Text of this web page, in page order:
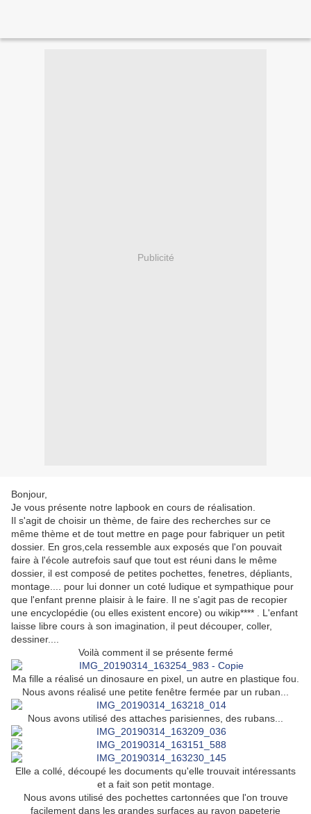
Publicité
Bonjour,
Je vous présente notre lapbook en cours de réalisation.
Il s'agit de choisir un thème, de faire des recherches sur ce
même thème et de tout mettre en page pour fabriquer un petit
dossier. En gros,cela ressemble aux exposés que l'on pouvait
faire à l'école autrefois sauf que tout est réuni dans le même
dossier, il est composé de petites pochettes, fenetres, dépliants,
montage.... pour lui donner un coté ludique et sympathique pour
que l'enfant prenne plaisir à le faire. Il ne s'agit pas de recopier
une encyclopédie (ou elles existent encore) ou wikip**** . L'enfant
laisse libre cours à son imagination, il peut découper, coller,
dessiner....
Voilà comment il se présente fermé
Ma fille a réalisé un dinosaure en pixel, un autre en plastique fou.
Nous avons réalisé une petite fenêtre fermée par un ruban...
Nous avons utilisé des attaches parisiennes, des rubans...
Elle a collé, découpé les documents qu'elle trouvait intéressants
et a fait son petit montage.
Nous avons utilisé des pochettes cartonnées que l'on trouve
facilement dans les grandes surfaces au rayon papeterie